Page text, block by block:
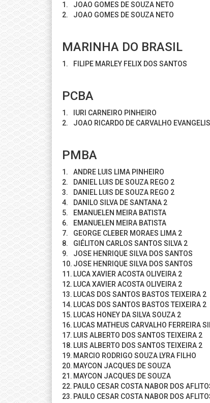
1. JOAO GOMES DE SOUZA NETO
2.
JOAO GOMES DE SOUZA NETO
MARINHA DO BRASIL
1. FILIPE MARLEY FELIX DOS SANTOS
PCBA
1. IURI CARNEIRO PINHEIRO
2.
JOAO RICARDO DE CARVALHO
PMBA
1. ANDRE LUIS LIMA PINHEIRO
2.
DANIEL LUIS DE SOUZA REGO 2
3.
DANIEL LUIS DE SOUZA REGO 2
4.
DANILO SILVA DE SANTANA 2
5.
EMANUELEN MEIRA BATISTA
6.
EMANUELEN MEIRA BATISTA
7.
GEORGE CLEBER MORAES LIMA 2
8.
GIÉLITON CARLOS SANTOS SILVA 2
9.
JOSE HENRIQUE SILVA DOS SANTOS
10. JOSE HENRIQUE SILVA DOS SANTOS
11. LUCA XAVIER ACOSTA OLIVEIRA 2
12. LUCA XAVIER ACOSTA OLIVEIRA 2
13. LUCAS DOS SANTOS BASTOS TEIXEIRA 2
14. LUCAS DOS SANTOS BASTOS TEIXEIRA 2
15. LUCAS HONEY DA SILVA SOUZA 2
16. LUCAS MATHEUS CARVALHO FERREIRA
17. LUIS ALBERTO DOS SANTOS TEIXEIRA 2
18. LUIS ALBERTO DOS SANTOS TEIXEIRA 2
19. MARCIO RODRIGO SOUZA LYRA FILHO
20. MAYCON JACQUES DE SOUZA
21. MAYCON JACQUES DE SOUZA
22. PAULO CESAR COSTA NABOR DOS
23. PAULO CESAR COSTA NABOR DOS